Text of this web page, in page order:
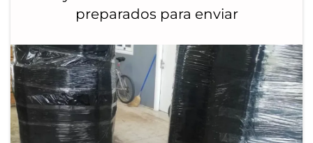
preparados para enviar